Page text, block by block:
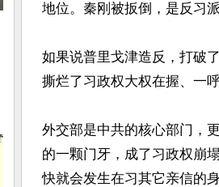
地位。秦刚被扳倒，是反习
如果说普里戈津造反，打破
撕烂了习政权大权在握、一
外交部是中共的核心部门，
的一颗门牙，成了习政权崩
快就会发生在习其它亲信的身